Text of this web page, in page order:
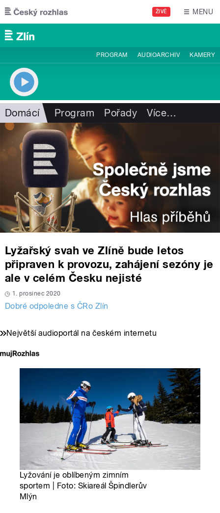
Přejít k hlavnímu obsahu
ŽIVĚ MENU
PROGRAM AUDIOARCHIV KAMERY
Domácí Program Pořady Více…
Lyžařský svah ve Zlíně bude letos
připraven k provozu, zahájení sezóny je
ale v celém Česku nejisté
1. prosinec 2020
Dobré odpoledne s ČRo Zlín
Největší audioportál na českém internetu
Lyžování je oblíbeným zimním
sportem | Foto: Skiareál Špindlerův
Mlýn